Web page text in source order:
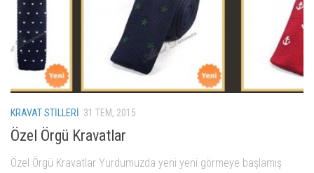
KRAVAT STILLERI 31 TEM, 2015
Özel Örgü Kravatlar
Özel Örgü Kravatlar Yurdumuzda yeni yeni görmeye başlamış